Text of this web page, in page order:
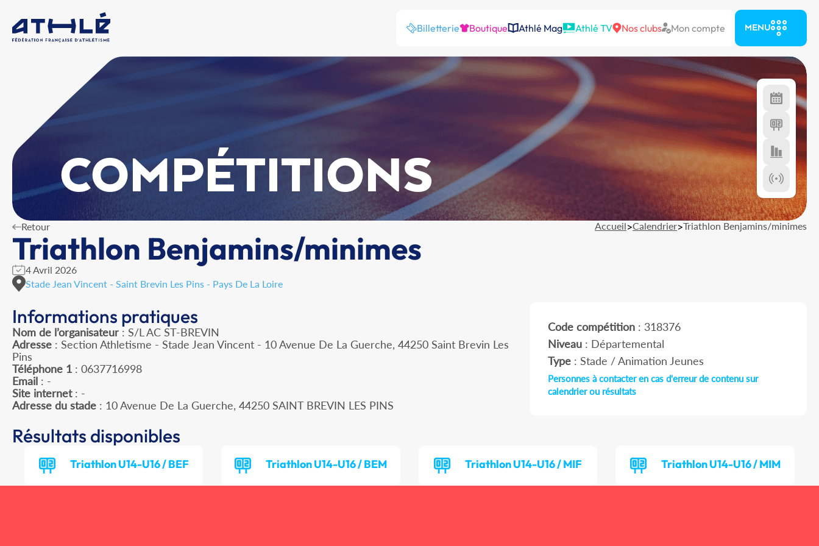
Billetterie Boutique Athlé Mag Athlé TV Nos clubs Mon compte MENU
COMPÉTITIONS
Retour Accueil>Calendrier>Triathlon Benjamins/minimes
Triathlon Benjamins/minimes
4 Avril 2026
Stade Jean Vincent - Saint Brevin Les Pins - Pays De La Loire
Informations pratiques
Nom de l’organisateur : S/L AC ST-BREVIN
Adresse : Section Athletisme - Stade Jean Vincent - 10 Avenue De La Guerche, 44250 Saint Brevin Les
Pins
Téléphone 1 : 0637716998
Email : -
Site internet: -
Adresse du stade : 10 Avenue De La Guerche, 44250 SAINT BREVIN LES PINS
Code compétition : 318376
Niveau : Départemental
Type : Stade / Animation Jeunes
Personnes à contacter en cas d'erreur de contenu sur
calendrier ou résultats
Résultats disponibles
Triathlon U14-U16 / BEF Triathlon U14-U16 / BEM Triathlon U14-U16 / MIF Triathlon U14-U16 / MIM